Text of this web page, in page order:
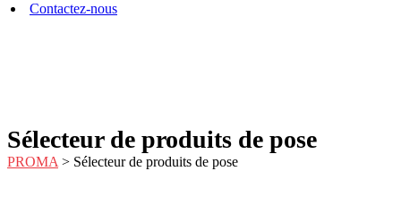
Contactez-nous
Sélecteur de produits de pose
PROMA > Sélecteur de produits de pose